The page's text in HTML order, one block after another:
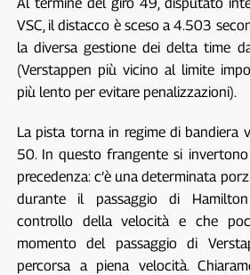
VSC, il distacco è sceso a 4.503
la diversa gestione dei delta time
(Verstappen più vicino al limite
più lento per evitare penalizzazioni).
La pista torna in regime di bandiera
50. In questo frangente si
precedenza: c’è una determinata
durante il passaggio di
controllo della velocità e che
momento del passaggio di
percorsa a piena velocità.